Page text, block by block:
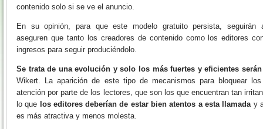
contenido solo si se ve el anuncio.
En su opinión, para que este modelo gratuito persista, seguirán
aseguren que tanto los creadores de contenido como los editores
ingresos para seguir produciéndolo.
Se trata de una evolución y solo los más fuertes y eficientes
Wikert. La aparición de este tipo de mecanismos para bloquear
atención por parte de los lectores, que son los que encuentran tan
lo que los editores deberían de estar bien atentos a esta llamaday
es más atractiva y menos molesta.